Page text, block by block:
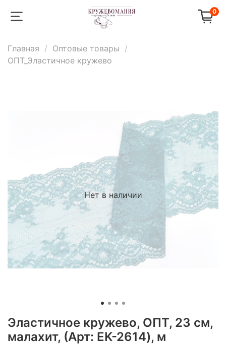
0
Главная
Оптовые товары
ОПТ_Эластичное кружево
Нет в наличии
Эластичное кружево, ОПТ, 23 см,
малахит, (Арт: EK-2614), м